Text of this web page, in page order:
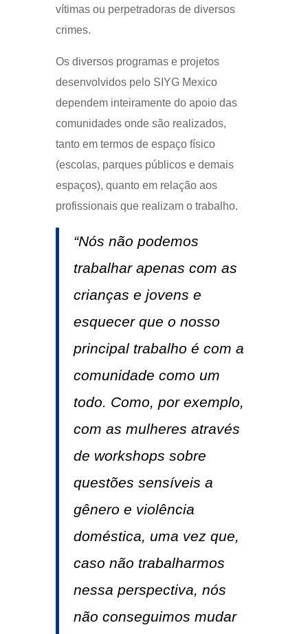
vítimas ou perpetradoras de diversos
crimes.
Os diversos programas e projetos
desenvolvidos pelo SIYG Mexico
dependem inteiramente do apoio das
comunidades onde são realizados,
tanto em termos de espaço físico
(escolas, parques públicos e demais
espaços), quanto em relação aos
profissionais que realizam o trabalho.
“Nós não podemos
trabalhar apenas com as
crianças e jovens e
esquecer que o nosso
principal trabalho é com a
comunidade como um
todo. Como, por exemplo,
com as mulheres através
de workshops sobre
questões sensíveis a
gênero e violência
doméstica, uma vez que,
caso não trabalharmos
nessa perspectiva, nós
não conseguimos mudar